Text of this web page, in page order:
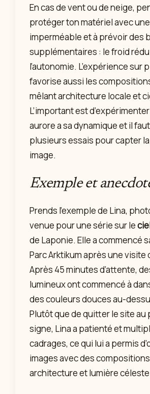
En cas de vent ou de neige,
protéger ton matériel avec
imperméable et à prévoir des
supplémentaires : le froid
l’autonomie. L’expérience sur
favorise aussi les
mêlant architecture locale et
L’important est
aurore a sa dynamique et il
plusieurs essais pour capter
image.
Exemple et
Prends l’exemple de Lina,
venue pour une série sur le
de Laponie. Elle a commencé
Parc Arktikum après une visite
Après 45 minutes d’attente,
lumineux ont commencé à
des couleurs douces au-
Plutôt que de quitter le site au
signe, Lina a patienté et
cadrages, ce qui lui a permis
images avec des
architecture et lumière